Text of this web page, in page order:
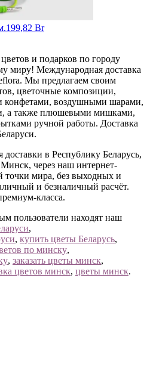
199,82 Br
и подарков по городу
миру! Международная доставка
Мы предлагаем своим
цветочные композиции,
конфетами, воздушными шарами,
а также плюшевыми мишками,
ручной работы. Доставка
доставки в Республику Беларусь,
через наш интернет-
точки мира, без выходных и
и безналичный расчёт.
класса.
пользователи находят наш
,
, купить цветы Беларусь,
по минску,
, заказать цветы минск,
цветов минск, цветы минск.